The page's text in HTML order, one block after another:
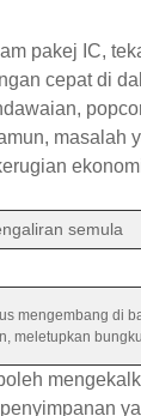
pakej IC,
cepat di
masalah
semula
mengembang di
meletupkan